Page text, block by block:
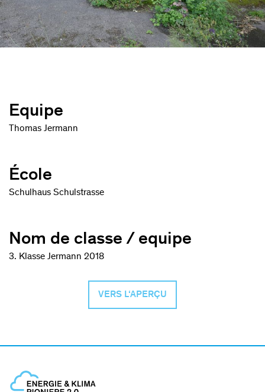
Equipe
Thomas Jermann
École
Schulhaus Schulstrasse
Nom de classe / equipe
3. Klasse Jermann 2018
VERS L‘APERÇU